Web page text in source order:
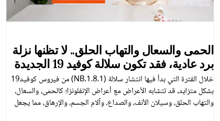
الحمى والسعال والتهاب الحلق.. لا تظنها نزلة
برد عادية، فقد تكون سلالة كوفيد 19 الجديدة
خلال الفترة التي بدأ فيها انتشار سلالة (NB.1.8.1) من فيروس كوفيد19
بشكل متزايد، قد تتشابه الأعراض مع أعراض الإنفلونزا؛ كالحمى، والسعال،
والتهاب الحلق، وسيلان الأنف، والصداع، وآلام الجسم، والإرهاق، مما يجعل